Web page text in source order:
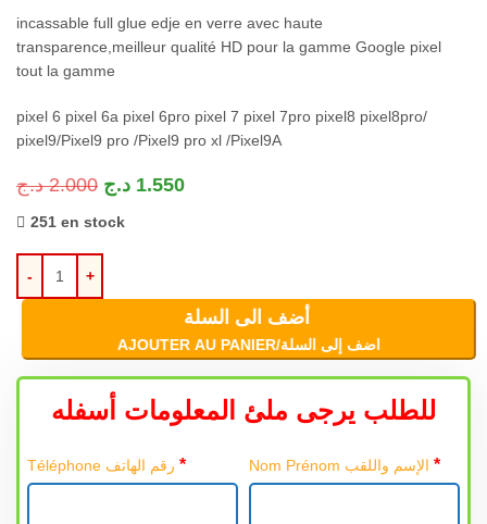
incassable full glue edje en verre avec haute
transparence,meilleur qualité HD pour la gamme Google pixel
tout la gamme
pixel 6 pixel 6a pixel 6pro pixel 7 pixel 7pro pixel8 pixel8pro/
pixel9/Pixel9 pro /Pixel9 pro xl /Pixel9A
2.000 د.ج 1.550 د.ج
251 en stock
أضف الى السلة
AJOUTER AU PANIER/اضف إلى السلة
للطلب يرجى ملئ المعلومات أسفله
Téléphone رقم الهاتف* *